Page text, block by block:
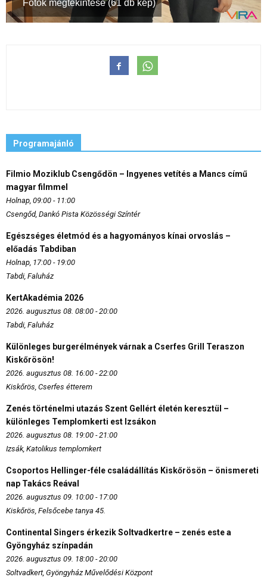
Fotók megtekintése (61 db kép)
Programajánló
Filmio Moziklub Csengődön – Ingyenes vetítés a Mancs című
magyar filmmel
Holnap, 09:00 - 11:00
Csengőd, Dankó Pista Közösségi Színtér
Egészséges életmód és a hagyományos kínai orvoslás –
előadás Tabdiban
Holnap, 17:00 - 19:00
Tabdi, Faluház
KertAkadémia 2026
2026. augusztus 08. 08:00 - 20:00
Tabdi, Faluház
Különleges burgerélmények várnak a Cserfes Grill Teraszon
Kiskőrösön!
2026. augusztus 08. 16:00 - 22:00
Kiskőrös, Cserfes étterem
Zenés történelmi utazás Szent Gellért életén keresztül –
különleges Templomkerti est Izsákon
2026. augusztus 08. 19:00 - 21:00
Izsák, Katolikus templomkert
Csoportos Hellinger-féle családállítás Kiskőrösön – önismereti
nap Takács Reával
2026. augusztus 09. 10:00 - 17:00
Kiskőrös, Felsőcebe tanya 45.
Continental Singers érkezik Soltvadkertre – zenés este a
Gyöngyház színpadán
2026. augusztus 09. 18:00 - 20:00
Soltvadkert, Gyöngyház Művelődési Központ